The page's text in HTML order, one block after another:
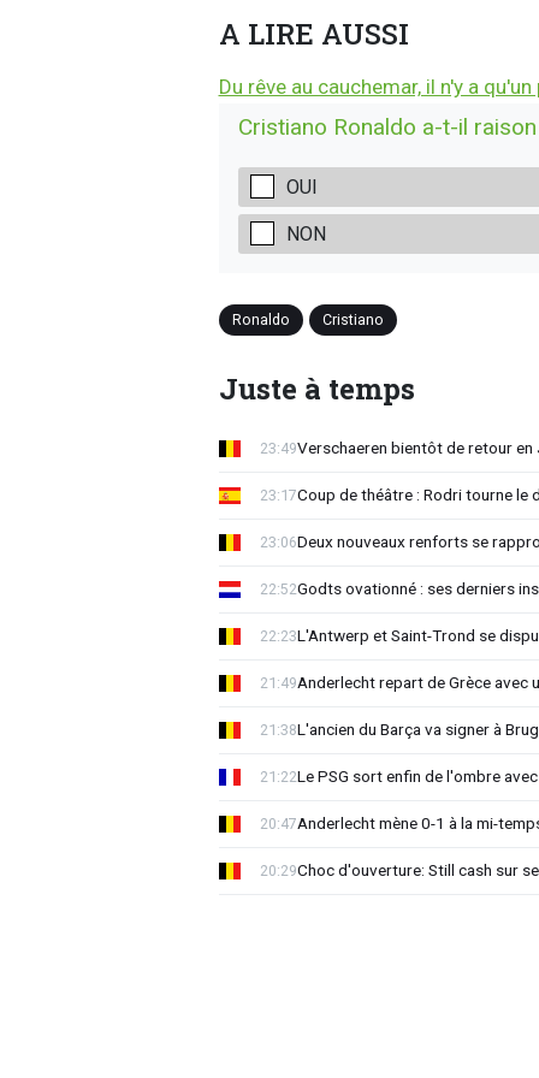
A LIRE AUSSI
Du rêve au cauchemar, il n'y a
Cristiano Ronaldo a-t-il raison
OUI
NON
Ronaldo Cristiano
Juste à temps
Verschaeren bientôt de retour en
23:49
Coup de théâtre : Rodri tourne le
23:17
Deux nouveaux renforts se
23:06
Godts ovationné : ses derniers
22:52
L'Antwerp et Saint-Trond se
22:23
Anderlecht repart de Grèce avec
21:49
L'ancien du Barça va signer à
21:38
Le PSG sort enfin de l'ombre
21:22
Anderlecht mène 0-1 à la mi-
20:47
Choc d'ouverture: Still cash sur
20:29